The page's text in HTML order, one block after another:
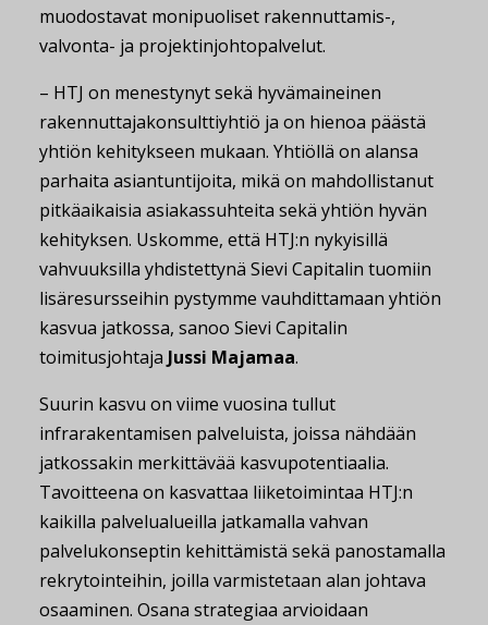
muodostavat monipuoliset rakennuttamis-,
valvonta- ja projektinjohtopalvelut.
– HTJ on menestynyt sekä hyvämaineinen
rakennuttajakonsulttiyhtiö ja on hienoa päästä
yhtiön kehitykseen mukaan. Yhtiöllä on alansa
parhaita asiantuntijoita, mikä on mahdollistanut
pitkäaikaisia asiakassuhteita sekä yhtiön hyvän
kehityksen. Uskomme, että HTJ:n nykyisillä
vahvuuksilla yhdistettynä Sievi Capitalin tuomiin
lisäresursseihin pystymme vauhdittamaan yhtiön
kasvua jatkossa, sanoo Sievi Capitalin
toimitusjohtaja Jussi Majamaa.
Suurin kasvu on viime vuosina tullut
infrarakentamisen palveluista, joissa nähdään
jatkossakin merkittävää kasvupotentiaalia.
Tavoitteena on kasvattaa liiketoimintaa HTJ:n
kaikilla palvelualueilla jatkamalla vahvan
palvelukonseptin kehittämistä sekä panostamalla
rekrytointeihin, joilla varmistetaan alan johtava
osaaminen. Osana strategiaa arvioidaan